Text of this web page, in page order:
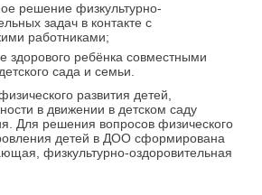
решение физкультурно-
задач в контакте с
работниками;
здорового ребёнка совместными
сада и семьи.
развития детей,
в движении в детском саду
Для решения вопросов физического
детей в ДОО сформирована
физкультурно-оздоровительная